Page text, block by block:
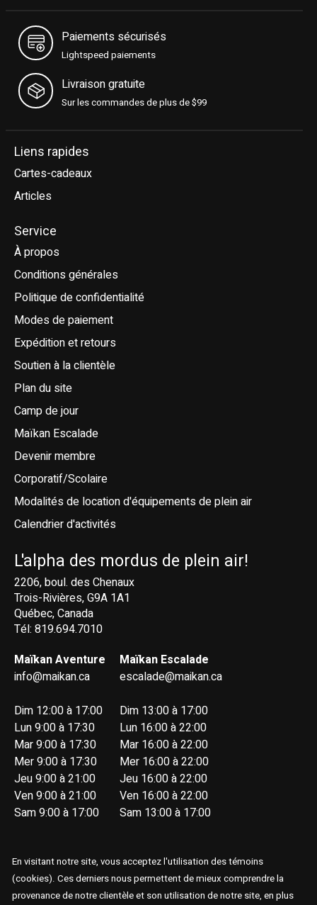
Paiements sécurisés
Lightspeed paiements
Livraison gratuite
Sur les commandes de plus de $99
Liens rapides
Cartes-cadeaux
Articles
Service
À propos
Conditions générales
Politique de confidentialité
Modes de paiement
Expédition et retours
Soutien à la clientèle
Plan du site
Camp de jour
Maïkan Escalade
Devenir membre
Corporatif/Scolaire
Modalités de location d'équipements de plein air
Calendrier d'activités
L'alpha des mordus de plein air!
2206, boul. des Chenaux
Trois-Rivières, G9A 1A1
Québec, Canada
Tél: 819.694.7010
Maïkan Aventure
info@maikan.ca
Dim 12:00 à 17:00
Lun 9:00 à 17:30
Mar 9:00 à 17:30
Mer 9:00 à 17:30
Jeu 9:00 à 21:00
Ven 9:00 à 21:00
Sam 9:00 à 17:00
Maïkan Escalade
escalade@maikan.ca
Dim 13:00 à 17:00
Lun 16:00 à 22:00
Mar 16:00 à 22:00
Mer 16:00 à 22:00
Jeu 16:00 à 22:00
Ven 16:00 à 22:00
Sam 13:00 à 17:00
En visitant notre site, vous acceptez l'utilisation des témoins
(cookies). Ces derniers nous permettent de mieux comprendre la
provenance de notre clientèle et son utilisation de notre site, en plus